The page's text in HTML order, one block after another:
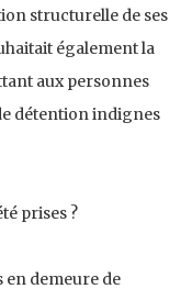
structurelle de ses
également la
aux personnes
détention indignes
prises ?
en demeure de